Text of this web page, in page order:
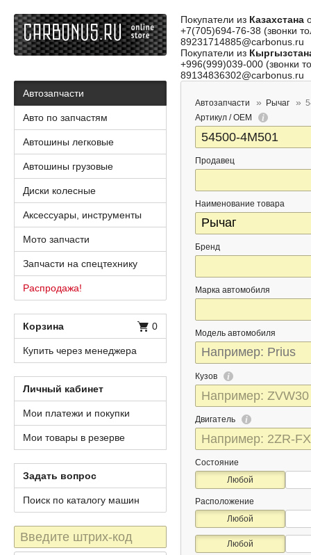
Покупатели из Казахстана
+7(705)694-76-38 (звонки
89231714885@carbonus.ru
Покупатели из
+996(999)039-000 (звонки
89134836302@carbonus.ru
Автозапчасти Рычаг
Артикул / OEM
Продавец
Наименование товара
Бренд
Марка автомобиля
Модель автомобиля
Кузов
Двигатель
Состояние
Любой
Расположение
Любой
Любой
Автозапчасти
Авто по запчастям
Автошины легковые
Автошины грузовые
Диски колесные
Аксессуары, инструменты
Мото запчасти
Запчасти на спецтехнику
Распродажа!
Корзина 0
Купить через менеджера
Личный кабинет
Мои платежи и покупки
Мои товары в резерве
Задать вопрос
Поиск по каталогу машин
Штрих-
код